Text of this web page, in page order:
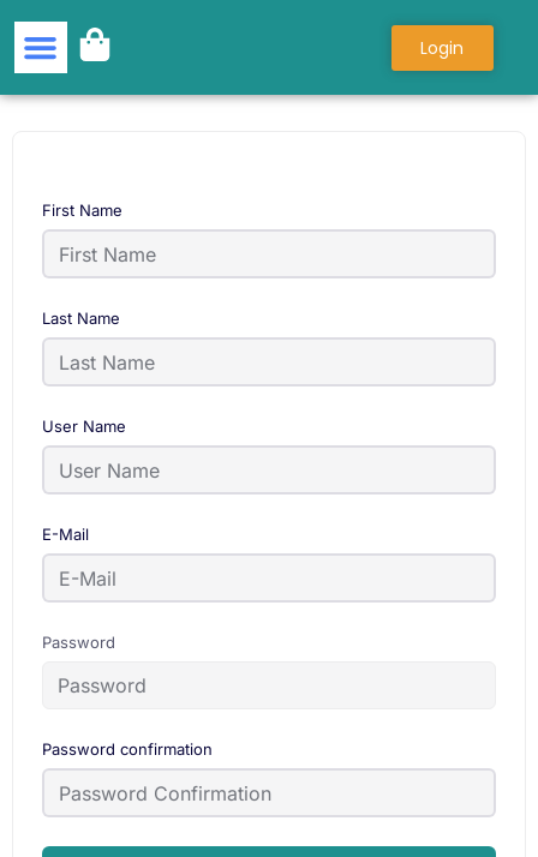
Login
First Name
Last Name
User Name
E-Mail
Password
Password confirmation